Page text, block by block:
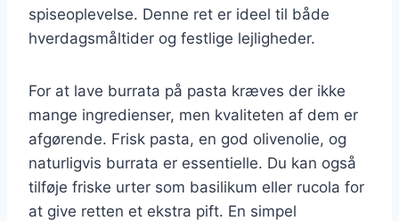
spiseoplevelse. Denne ret er ideel til både
hverdagsmåltider og festlige lejligheder.
For at lave burrata på pasta kræves der ikke
mange ingredienser, men kvaliteten af dem er
afgørende. Frisk pasta, en god olivenolie, og
naturligvis burrata er essentielle. Du kan også
tilføje friske urter som basilikum eller rucola for
at give retten et ekstra pift. En simpel